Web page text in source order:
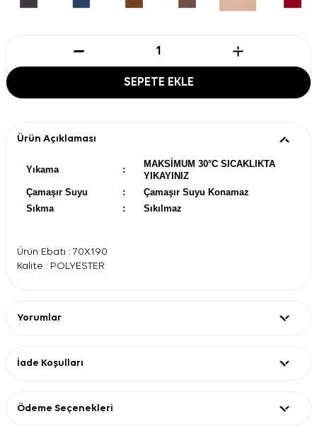
SEPETE EKLE
Ürün Açıklaması
Yıkama :
MAKSİMUM 30°C SICAKLIKTA
YIKAYINIZ
Çamaşır Suyu
:
Çamaşır Suyu Konamaz
Sıkma
: Sıkılmaz
Ürün Ebatı : 70X190
Kalite : POLYESTER
Yorumlar
İade Koşulları
Ödeme Seçenekleri